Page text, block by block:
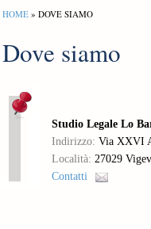
HOME » DOVE SIAMO
Dove siamo
Studio Legale Lo
Indirizzo: Via XXVI
Località: 27029
Contatti